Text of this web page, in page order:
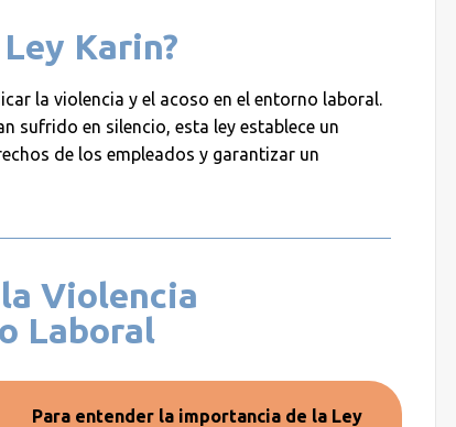
Karin?
la violencia y el acoso en el entorno laboral.
sufrido en silencio, esta ley establece un
de los empleados y garantizar un
Violencia
Laboral
Para entender la importancia de la Ley